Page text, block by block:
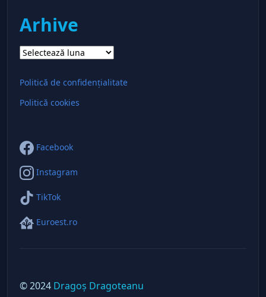
Arhive
Arhive
Politică de confidențialitate
Politică cookies
Facebook
Instagram
TikTok
Euroest.ro
© 2024 Dragoș Dragoteanu